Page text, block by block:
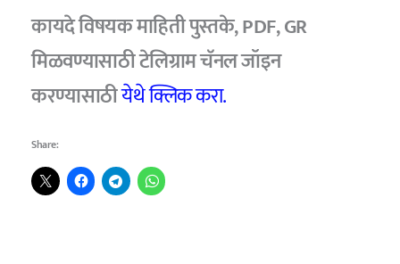
कायदे विषयक माहिती पुस्तके, PDF, GR
मिळवण्यासाठी टेलिग्राम चॅनल जॉइन
करण्यासाठीयेथे क्लिक करा.
Share: